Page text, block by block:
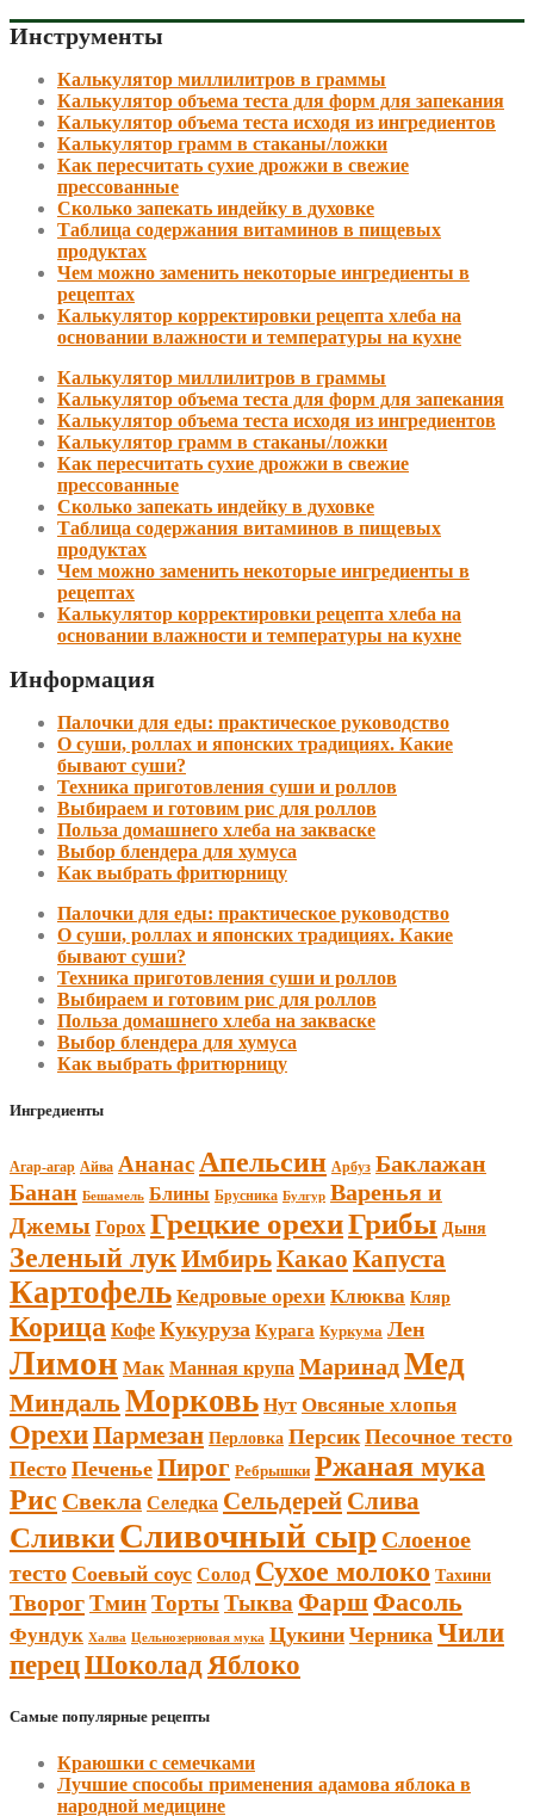
Инструменты
Калькулятор миллилитров в граммы
Калькулятор объема теста для форм для запекания
Калькулятор объема теста исходя из ингредиентов
Калькулятор грамм в стаканы/ложки
Как пересчитать сухие дрожжи в свежие
прессованные
Сколько запекать индейку в духовке
Таблица содержания витаминов в пищевых
продуктах
Чем можно заменить некоторые ингредиенты в
рецептах
Калькулятор корректировки рецепта хлеба на
основании влажности и температуры на кухне
Калькулятор миллилитров в граммы
Калькулятор объема теста для форм для запекания
Калькулятор объема теста исходя из ингредиентов
Калькулятор грамм в стаканы/ложки
Как пересчитать сухие дрожжи в свежие
прессованные
Сколько запекать индейку в духовке
Таблица содержания витаминов в пищевых
продуктах
Чем можно заменить некоторые ингредиенты в
рецептах
Калькулятор корректировки рецепта хлеба на
основании влажности и температуры на кухне
Информация
Палочки для еды: практическое руководство
О суши, роллах и японских традициях. Какие
бывают суши?
Техника приготовления суши и роллов
Выбираем и готовим рис для роллов
Польза домашнего хлеба на закваске
Выбор блендера для хумуса
Как выбрать фритюрницу
Палочки для еды: практическое руководство
О суши, роллах и японских традициях. Какие
бывают суши?
Техника приготовления суши и роллов
Выбираем и готовим рис для роллов
Польза домашнего хлеба на закваске
Выбор блендера для хумуса
Как выбрать фритюрницу
Ингредиенты
Агар-агар Айва Ананас Апельсин Арбуз Баклажан
Банан Бешамель Блины Брусника Булгур Варенья и
Джемы Горох Грецкие орехиГрибы Дыня
Зеленый лук ИмбирьКакао Капуста
Картофель Кедровые орехи Клюква Кляр
Корица Кофе Кукуруза Курага Куркума Лен
Лимон Мак Манная крупа МаринадМед
Миндаль Морковь Нут Овсяные хлопья
ОрехиПармезан Перловка Персик Песочное тесто
Песто Печенье Пирог Ребрышки Ржаная мука
Рис Свекла Селедка Сельдерей Слива
СливкиСливочный сыр Слоеное
тесто Соевый соус Солод Сухое молоко Тахини
ТворогТминТортыТыква ФаршФасоль
Фундук Халва Цельнозерновая мука Цукини Черника Чили
перецШоколад Яблоко
Самые популярные рецепты
Краюшки с семечками
Лучшие способы применения адамова яблока в
народной медицине